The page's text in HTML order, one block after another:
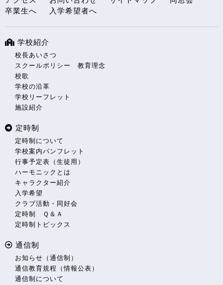
卒業生へ
入学希望者へ
学校紹介
校長あいさつ
スクールポリシー 教育理念
校歌
学校の沿革
学校リーフレット
施設紹介
定時制
定時制について
学校案内パンフレット
行事予定表（生徒用）
ハーモニックとは
キャラクター紹介
入学希望
クラブ活動・同好会
定時制 Ｑ＆Ａ
定時制トピックス
通信制
お知らせ（通信制）
通信教育規程（情報公表）
通信制について